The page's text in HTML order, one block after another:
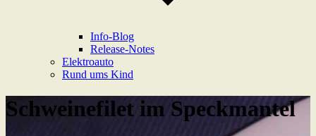
Info-Blog
Release-Notes
Elektroauto
Rund ums Kind
Schweinefilet im Speckmantel